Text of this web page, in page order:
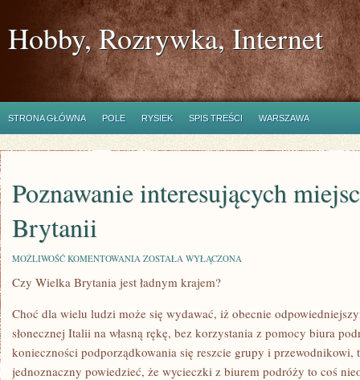
Hobby, Rozrywka, Internet
STRONA GŁÓWNA POLE RYSIEK SPIS TREŚCI WARSZAWA
Poznawanie interesujących
Brytanii
MOŻLIWOŚĆ KOMENTOWANIA POZNAWANIE
MIEJSC
BRYTANII
ZOSTAŁA WYŁĄCZONA
Czy Wielka Brytania jest ładnym krajem?
Choć dla wielu ludzi może się wydawać, iż obecnie
słonecznej Italii na własną rękę, bez korzystania z pomocy biura
konieczności podporządkowania się reszcie grupy i przewodnikowi,
jednoznaczny powiedzieć, że wycieczki z biurem podróży to coś